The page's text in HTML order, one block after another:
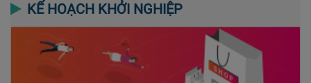
KẾ HOẠCH KHỞI NGHIỆP